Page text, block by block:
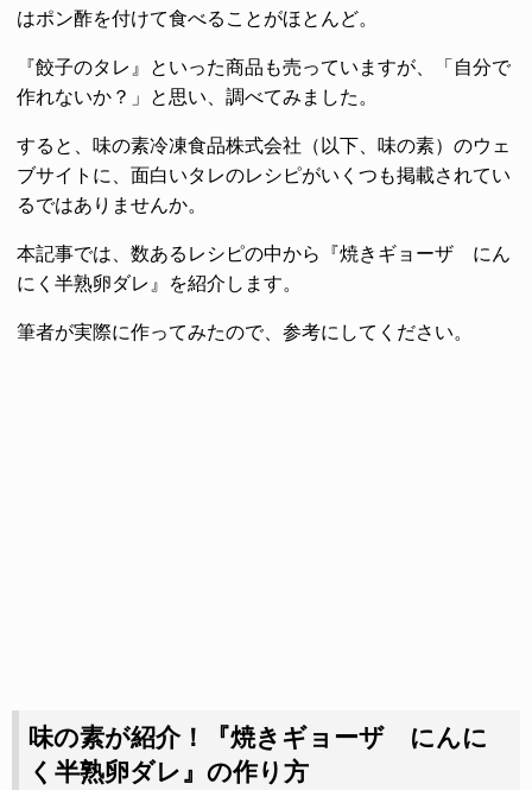
はポン酢を付けて食べることがほとんど。
『餃子のタレ』といった商品も売っていますが、「自分で
作れないか？」と思い、調べてみました。
すると、味の素冷凍食品株式会社（以下、味の素）のウェ
ブサイトに、面白いタレのレシピがいくつも掲載されてい
るではありませんか。
本記事では、数あるレシピの中から『焼きギョーザ にん
にく半熟卵ダレ』を紹介します。
筆者が実際に作ってみたので、参考にしてください。
味の素が紹介！『焼きギョーザ にんに
く半熟卵ダレ』の作り方